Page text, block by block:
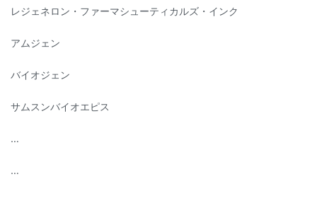
レジェネロン・ファーマシューティカルズ・インク
アムジェン
バイオジェン
サムスンバイオエピス
…
…